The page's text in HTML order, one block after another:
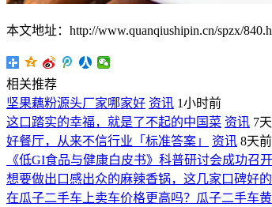
本文地址：http://www.quanqiushipin.cn/spzx/
相关推荐
坚果藕粉源头厂家哪家好 资讯 1小时前
这口踏实的幸福，就是了不起的中国菜 资讯 7
好餐厅，从来不信行业「标准答案」
资讯 8天前
《低GI食品与健康白皮书》科普研讨会成功召开
想要做出口感出众的麻辣香锅，这几家口碑好
在瓜子二手车上卖车价格更高吗？瓜子二手车